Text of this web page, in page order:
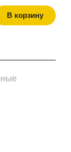
В корзину